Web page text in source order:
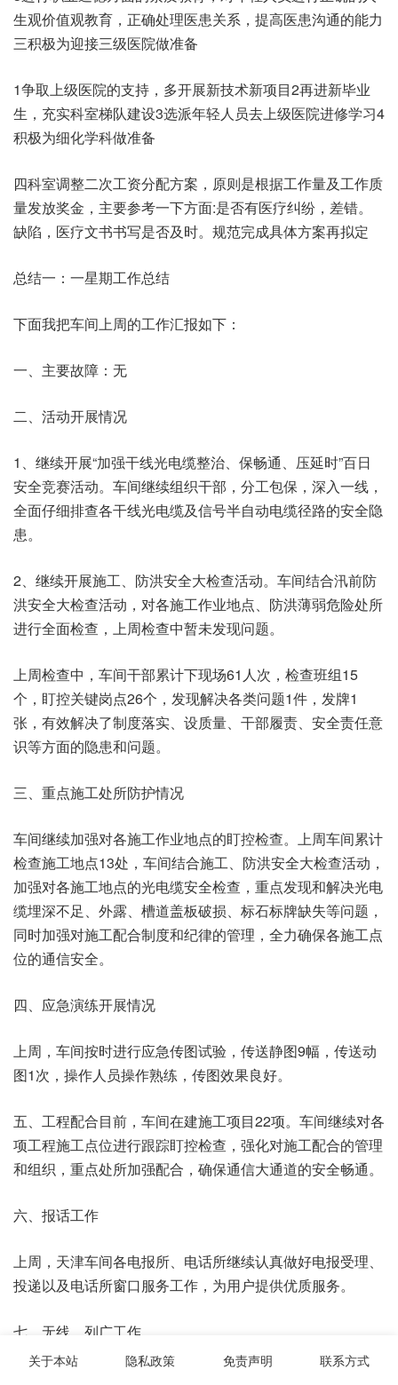
生观价值观教育，正确处理医患关系，提高医患沟通的能力
三积极为迎接三级医院做准备
1争取上级医院的支持，多开展新技术新项目2再进新毕业
生，充实科室梯队建设3选派年轻人员去上级医院进修学习4
积极为细化学科做准备
四科室调整二次工资分配方案，原则是根据工作量及工作质
量发放奖金，主要参考一下方面:是否有医疗纠纷，差错。
缺陷，医疗文书书写是否及时。规范完成具体方案再拟定
总结一：一星期工作总结
下面我把车间上周的工作汇报如下：
一、主要故障：无
二、活动开展情况
1、继续开展“加强干线光电缆整治、保畅通、压延时”百日
安全竞赛活动。车间继续组织干部，分工包保，深入一线，
全面仔细排查各干线光电缆及信号半自动电缆径路的安全隐
患。
2、继续开展施工、防洪安全大检查活动。车间结合汛前防
洪安全大检查活动，对各施工作业地点、防洪薄弱危险处所
进行全面检查，上周检查中暂未发现问题。
上周检查中，车间干部累计下现场61人次，检查班组15
个，盯控关键岗点26个，发现解决各类问题1件，发牌1
张，有效解决了制度落实、设质量、干部履责、安全责任意
识等方面的隐患和问题。
三、重点施工处所防护情况
车间继续加强对各施工作业地点的盯控检查。上周车间累计
检查施工地点13处，车间结合施工、防洪安全大检查活动，
加强对各施工地点的光电缆安全检查，重点发现和解决光电
缆埋深不足、外露、槽道盖板破损、标石标牌缺失等问题，
同时加强对施工配合制度和纪律的管理，全力确保各施工点
位的通信安全。
四、应急演练开展情况
上周，车间按时进行应急传图试验，传送静图9幅，传送动
图1次，操作人员操作熟练，传图效果良好。
五、工程配合目前，车间在建施工项目22项。车间继续对各
项工程施工点位进行跟踪盯控检查，强化对施工配合的管理
和组织，重点处所加强配合，确保通信大通道的安全畅通。
六、报话工作
上周，天津车间各电报所、电话所继续认真做好电报受理、
投递以及电话所窗口服务工作，为用户提供优质服务。
七、无线、列广工作
关于本站 隐私政策 免责声明 联系方式